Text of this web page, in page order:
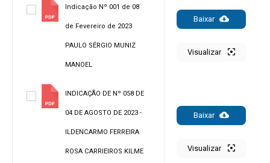
Indicação Nº 001 de 08
de Fevereiro de 2023
PAULO SÉRGIO MUNIZ
MANOEL
Baixar
Visualizar
INDICAÇÃO DE Nº 058 DE
04 DE AGOSTO DE 2023 -
ILDENCARMO FERREIRA
ROSA CARRIEIROS KILME
Baixar
Visualizar